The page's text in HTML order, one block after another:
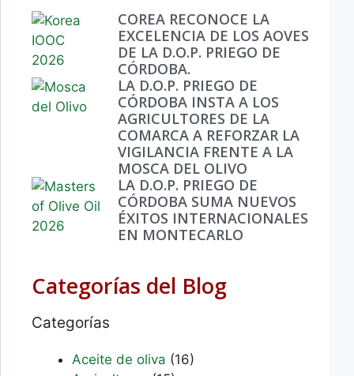
COREA RECONOCE LA
EXCELENCIA DE LOS AOVES
DE LA D.O.P. PRIEGO DE
CÓRDOBA.
LA D.O.P. PRIEGO DE
CÓRDOBA INSTA A LOS
AGRICULTORES DE LA
COMARCA A REFORZAR LA
VIGILANCIA FRENTE A LA
MOSCA DEL OLIVO
LA D.O.P. PRIEGO DE
CÓRDOBA SUMA NUEVOS
ÉXITOS INTERNACIONALES
EN MONTECARLO
Categorías del Blog
Categorías
Aceite de oliva (16)